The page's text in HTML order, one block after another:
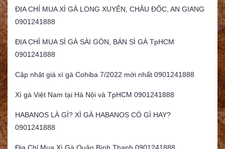
ĐỊA CHỈ MUA XÌ GÀ LONG XUYÊN, CHÂU ĐỐC, AN GIANG
0901241888
ĐỊA CHỈ MUA SÌ GÀ SÀI GÒN, BÁN SÌ GÀ TpHCM
0901241888
Cập nhật giá xì gà Cohiba 7/2022 mới nhất 0901241888
Xì gà Việt Nam tại Hà Nội và TpHCM 0901241888
HABANOS LÀ GÌ? XÌ GÀ HABANOS CÓ GÌ HAY?
0901241888